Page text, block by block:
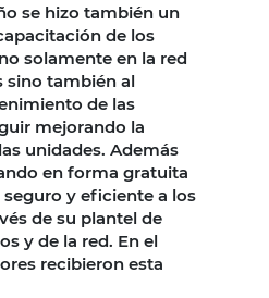
se hizo también un
de los
solamente en la red
sino también al
de las
mejorando la
unidades. Además
en forma gratuita
y eficiente a los
de su plantel de
y de la red. En el
recibieron esta